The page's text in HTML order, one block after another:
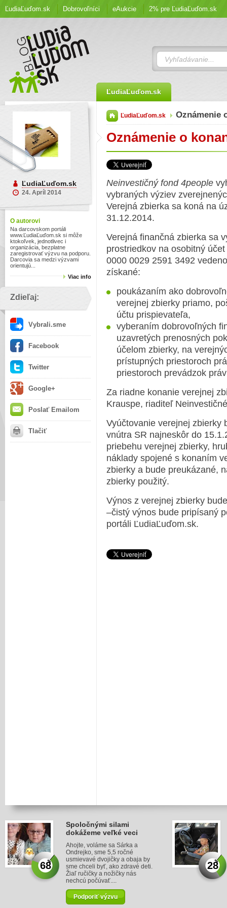
ĽudiaĽuďom.sk Dobrovoľníci eAukcie 2% pre ĽudiaĽuďom.sk
ĽudiaĽuďom.sk
ĽudiaĽuďom.sk
24. Apríl 2014
O autorovi
Na darcovskom portáli
www.ĽudiaĽuďom.sk si môže
ktokoľvek, jednotlivec i
organizácia, bezplatne
zaregistrovať výzvu na podporu.
Darcovia sa medzi výzvami
orientujú...
Viac info
Zdieľaj:
Vybrali.sme
Facebook
Twitter
Google+
Poslať Emailom
Tlačiť
ĽudiaĽuďom.sk Oznámenie
Oznámenie o
Neinvestičný fond 4people
vybraných výziev
Verejná zbierka sa koná na
31.12.2014.
Verejná finančná zbierka sa
prostriedkov na osobitný
0000 0029 2591 3492
získané:
poukázaním ako
verejnej zbierky priamo,
účtu prispievateľa,
vyberaním dobrovoľných
uzavretých prenosných
účelom zbierky, na
prístupných priestoroch
priestoroch prevádzok
Za riadne konanie verejnej
Krauspe, riaditeľ
Vyúčtovanie verejnej zbierky
vnútra SR najneskôr do
priebehu verejnej zbierky,
náklady spojené s konaním
zbierky a bude preukázané,
zbierky použitý.
Výnos z verejnej zbierky
–čistý výnos bude pripísaný
portáli ĽudiaĽuďom.sk.
68
Spoločnými silami
dokážeme veľké veci
Ahojte, voláme sa Sárka a
Ondrejko, sme 5,5 ročné
usmievavé dvojičky a obaja by
sme chceli byť, ako zdravé deti.
Žiaľ ručičky a nožičky nás
nechcú počúvať....
Podporiť výzvu
28